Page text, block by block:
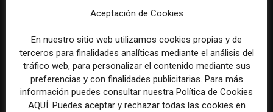
Aceptación de Cookies
En nuestro sitio web utilizamos cookies propias y de
terceros para finalidades analíticas mediante el análisis del
tráfico web, para personalizar el contenido mediante sus
preferencias y con finalidades publicitarias. Para más
información puedes consultar nuestra Política de Cookies
AQUÍ. Puedes aceptar y rechazar todas las cookies en